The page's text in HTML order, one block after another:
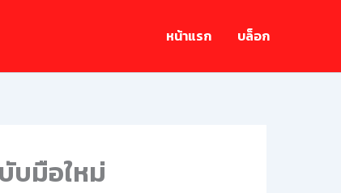
หน้าแรก บล็อก
บมือใหม่